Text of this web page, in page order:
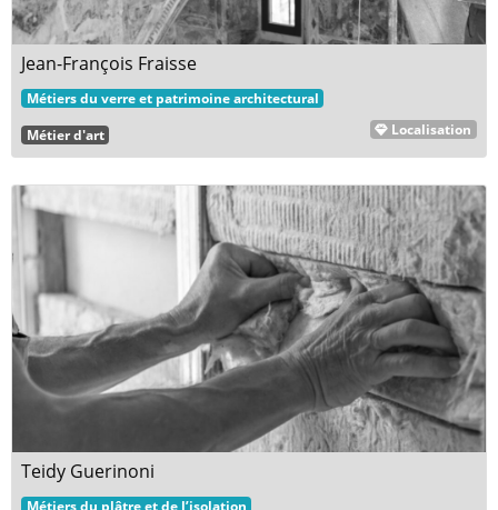
Jean-François Fraisse
Métiers du verre et patrimoine architectural
Métier d'art Localisation
Teidy Guerinoni
Métiers du plâtre et de l’isolation